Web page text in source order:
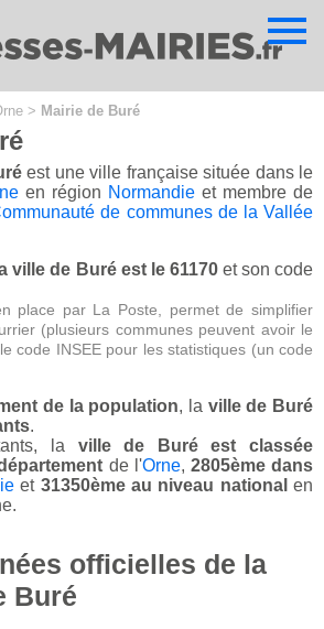
> Mairie de Buré
est une ville française située dans le
en région Normandie et membre de
de communes de la Vallée
ville de Buré est le 61170et son code
place par La Poste, permet de simplifier
(plusieurs communes peuvent avoir le
code INSEE pour les statistiques (un code
de la population, la ville de Buré
.
la ville de Buré est classée
de l'Orne, 2805ème dans
et 31350ème au niveau national en
officielles de la
Buré